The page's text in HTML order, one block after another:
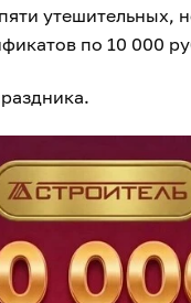
утешительных,
по 10 000